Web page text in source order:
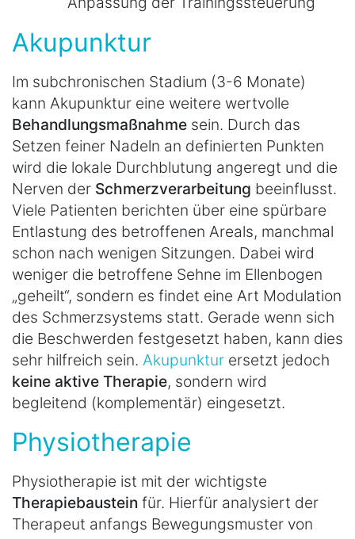
Akupunktur
Im subchronischen Stadium (3-6 Monate)
kann Akupunktur eine weitere wertvolle
Behandlungsmaßnahme sein. Durch das
Setzen feiner Nadeln an definierten Punkten
wird die lokale Durchblutung angeregt und die
Nerven der Schmerzverarbeitung beeinflusst.
Viele Patienten berichten über eine spürbare
Entlastung des betroffenen Areals, manchmal
schon nach wenigen Sitzungen. Dabei wird
weniger die betroffene Sehne im Ellenbogen
„geheilt“, sondern es findet eine Art Modulation
des Schmerzsystems statt. Gerade wenn sich
die Beschwerden festgesetzt haben, kann dies
sehr hilfreich sein. Akupunktur ersetzt jedoch
keine aktive Therapie, sondern wird
begleitend (komplementär) eingesetzt.
Physiotherapie
Physiotherapie ist mit der wichtigste
Therapiebaustein für. Hierfür analysiert der
Therapeut anfangs Bewegungsmuster von